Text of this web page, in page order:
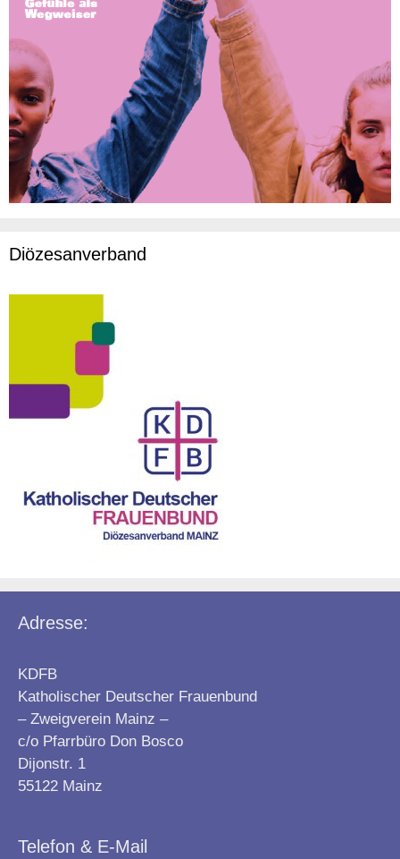
Diözesanverband
Adresse:
KDFB
Katholischer Deutscher Frauenbund
– Zweigverein Mainz –
c/o Pfarrbüro Don Bosco
Dijonstr. 1
55122 Mainz
Telefon & E-Mail